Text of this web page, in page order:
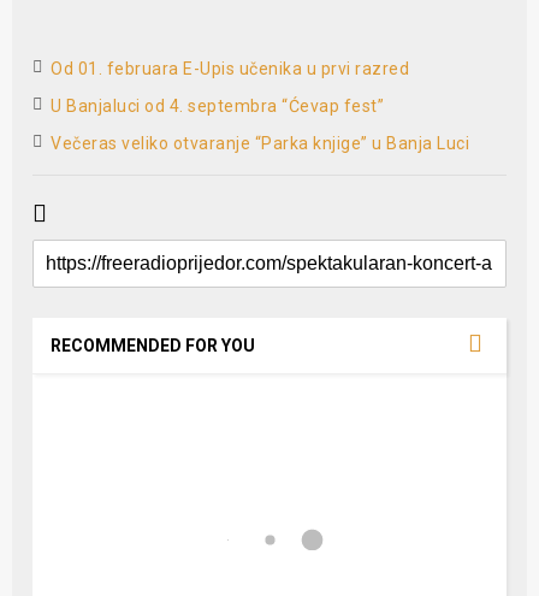
Od 01. februara E-Upis učenika u prvi razred
U Banjaluci od 4. septembra “Ćevap fest”
Večeras veliko otvaranje “Parka knjige” u Banja Luci
RECOMMENDED FOR YOU